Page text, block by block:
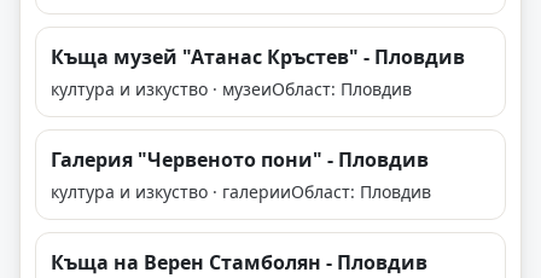
Къща музей "Атанас Кръстев" - Пловдив
култура и изкуство · музеиОбласт: Пловдив
Галерия "Червеното пони" - Пловдив
култура и изкуство · галерииОбласт: Пловдив
Къща на Верен Стамболян - Пловдив